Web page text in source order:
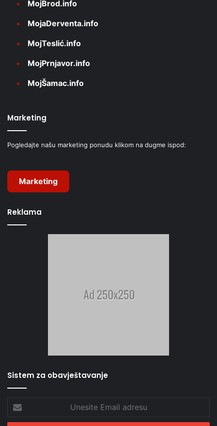
MojBrod.info
MojaDerventa.info
MojTeslić.info
MojPrnjavor.info
MojŠamac.info
Marketing
Pogledajte našu marketing ponudu klikom na dugme ispod:
Marketing
Reklama
Sistem za obavještavanje
Email
adresu